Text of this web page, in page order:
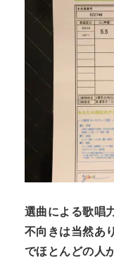
選曲による歌唱
不向きは当然あ
でほとんどの人